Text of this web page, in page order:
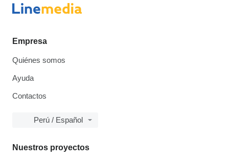
Empresa
Quiénes somos
Ayuda
Contactos
Perú / Español
Nuestros proyectos